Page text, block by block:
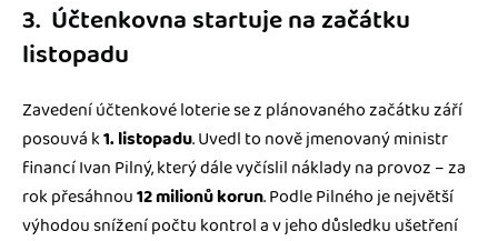
3. Účtenkovna startuje na začátku
listopadu
Zavedení účtenkové loterie se z plánovaného začátku září
posouvá k1. listopadu. Uvedl to nově jmenovaný ministr
financí Ivan Pilný, který dále vyčíslil náklady na provoz – za
rok přesáhnou12 milionů korun. Podle Pilného je největší
výhodou snížení počtu kontrol a v jeho důsledku ušetření